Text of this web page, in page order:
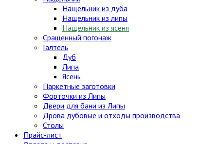
Нащельник из дуба
Нащельник из липы
Нащельник из ясеня
Сращенный погонаж
Галтель
Дуб
Липа
Ясень
Паркетные заготовки
Форточки из Липы
Двери для бани из Липы
Дрова дубовые и отходы производства
Столы
Прайс-лист